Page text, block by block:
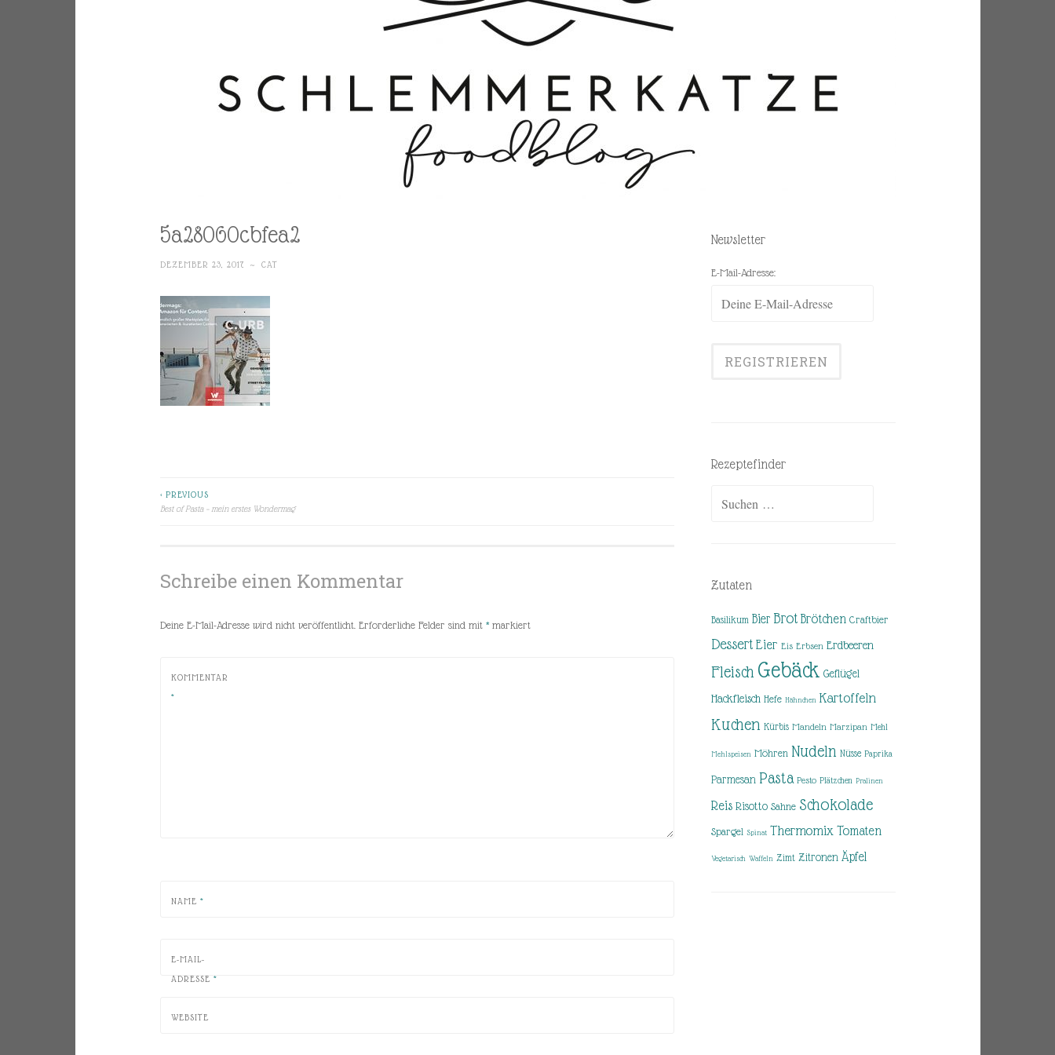
5a28060cbfea2
DEZEMBER 23, 2017 ~ CAT
Beitragsnavigation
< PREVIOUS
Best of Pasta – mein erstes Wondermag
Schreibe einen Kommentar
Deine E-Mail-Adresse wird nicht veröffentlicht. Erforderliche Felder sind mit *markiert
KOMMENTAR
*
NAME *
E-MAIL-
ADRESSE *
WEBSITE
Newsletter
E-Mail-Adresse:
Rezeptefinder
Zutaten
Basilikum Bier Brot Brötchen Craftbier
Dessert Eier Eis Erbsen Erdbeeren
Fleisch Gebäck Geflügel
Hackfleisch Hefe Hähnchen Kartoffeln
Kuchen Kürbis Mandeln Marzipan Mehl
Mehlspeisen Möhren Nudeln Nüsse Paprika
Parmesan Pasta Pesto Plätzchen Pralinen
Reis Risotto Sahne Schokolade
Spargel Spinat Thermomix Tomaten
Vegetarisch Waffeln Zimt Zitronen Äpfel